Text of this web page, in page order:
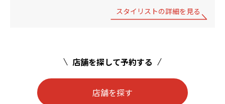
スタイリストの詳細を見る
店舗を探して予約する
店舗を探す